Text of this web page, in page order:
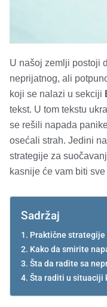
U našoj zemlji postoji
neprijatnog, ali
koji se nalazi u sekciji
tekst. U tom tekstu
se rešili napada
osećali strah. Jedini
strategije za
kasnije će vam biti
Sadržaj
Praktične strategije
Kako da smirite
Šta da radite sa
Šta raditi u situaciji